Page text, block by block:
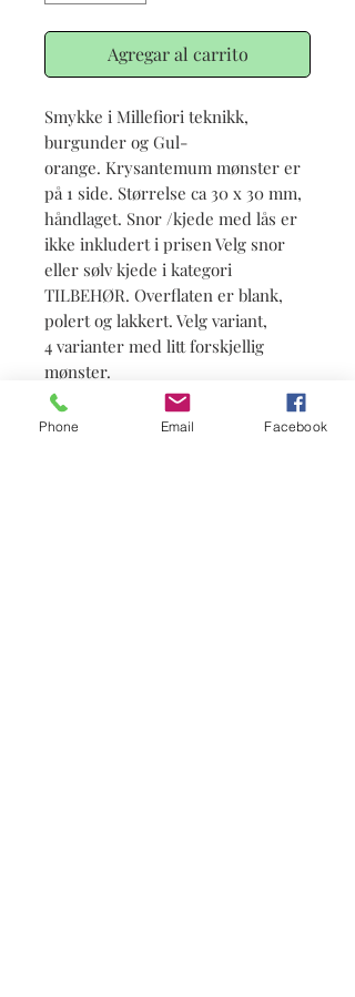
Agregar al carrito
Smykke i Millefiori teknikk,
burgunder og Gul-
orange. Krysantemum mønster er
på 1 side. Størrelse ca 30 x 30 mm,
håndlaget. Snor /kjede med lås er
ikke inkludert i prisen Velg snor
eller sølv kjede i kategori
TILBEHØR. Overflaten er blank,
polert og lakkert. Velg variant,
4 varianter med litt forskjellig
mønster.
Phone Email Facebook